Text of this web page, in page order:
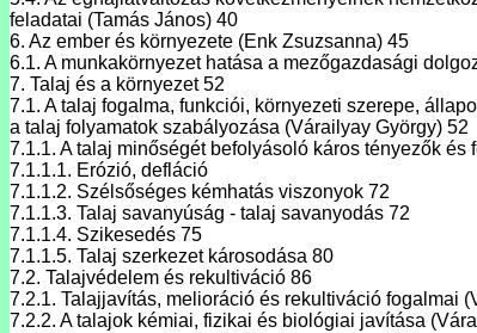
feladatai (Tamás János) 40
6. Az ember és környezete (Enk Zsuzsanna) 45
6.1. A munkakörnyezet hatása a mezőgazdasági
7. Talaj és a környezet 52
7.1. A talaj fogalma, funkciói, környezeti szerepe,
a talaj folyamatok szabályozása (Várailyay György) 52
7.1.1. A talaj minőségét befolyásoló káros tényezők és
7.1.1.1. Erózió, defláció
7.1.1.2. Szélsőséges kémhatás viszonyok 72
7.1.1.3. Talaj savanyúság - talaj savanyodás 72
7.1.1.4. Szikesedés 75
7.1.1.5. Talaj szerkezet károsodása 80
7.2. Talajvédelem és rekultiváció 86
7.2.1. Talajjavítás, melioráció és rekultiváció fogalmai
7.2.2. A talajok kémiai, fizikai és biológiai javítása